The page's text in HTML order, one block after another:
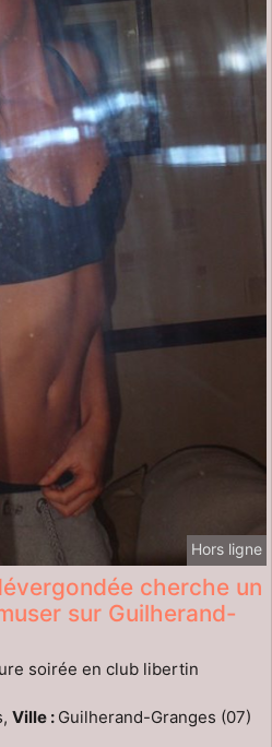
Hors ligne
cherche un
sur Guilherand-
soirée en club libertin
Ville : Guilherand-Granges (07)